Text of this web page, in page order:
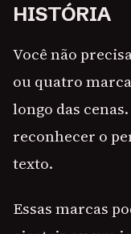
HISTÓRIA
Você não
ou quatro
longo das
reconhecer o
texto.
Essas marcas